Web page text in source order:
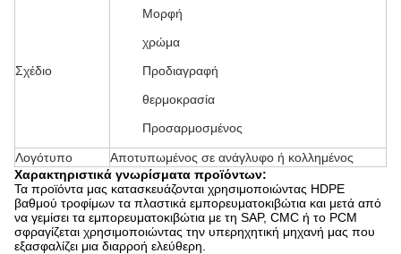
Σχέδιο
Μορφή
χρώμα
Προδιαγραφή
θερμοκρασία
Προσαρμοσμένος
Λογότυπο
Αποτυπωμένος σε ανάγλυφο ή κολλημένος
Χαρακτηριστικά γνωρίσματα προϊόντων:
Τα προϊόντα μας κατασκευάζονται χρησιμοποιώντας HDPE
βαθμού τροφίμων τα πλαστικά εμπορευματοκιβώτια και μετά από
να γεμίσει τα εμπορευματοκιβώτια με τη SAP, CMC ή το PCM
σφραγίζεται χρησιμοποιώντας την υπερηχητική μηχανή μας που
εξασφαλίζει μια διαρροή ελεύθερη.